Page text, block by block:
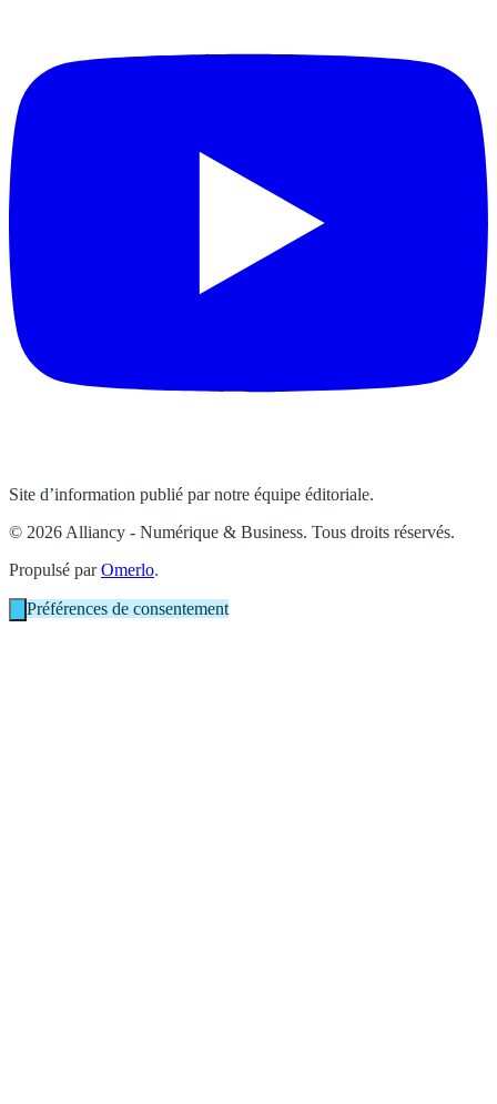
Site d’information publié par notre équipe éditoriale.
© 2026 Alliancy - Numérique & Business. Tous droits réservés.
Propulsé parOmerlo.
Préférences de consentement